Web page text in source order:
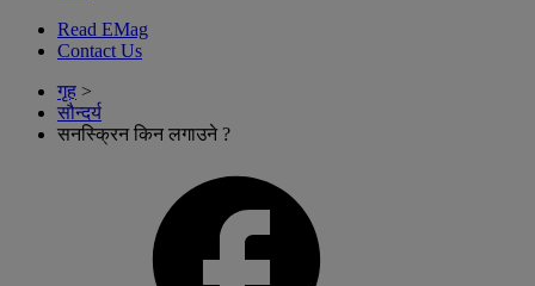
Read EMag
Contact Us
गृह >
सौन्दर्य
सनस्क्रिन किन लगाउने ?